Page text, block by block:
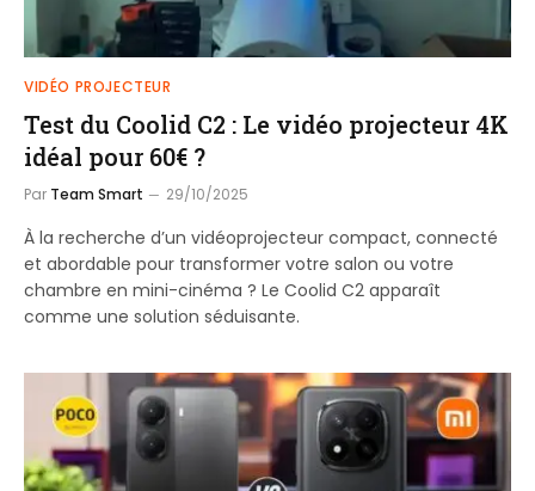
VIDÉO PROJECTEUR
Test du Coolid C2 : Le vidéo projecteur 4K
idéal pour 60€ ?
Par Team Smart 29/10/2025
À la recherche d’un vidéoprojecteur compact, connecté
et abordable pour transformer votre salon ou votre
chambre en mini-cinéma ? Le Coolid C2 apparaît
comme une solution séduisante.